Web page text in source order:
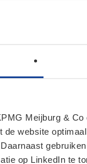
Meijburg &
de website
op LinkedIn te
goed voor?
zoveel impact
juist dat
hybride
dat er